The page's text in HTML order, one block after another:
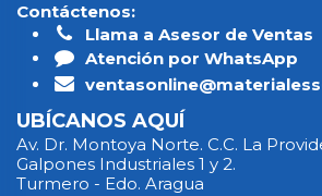
Contáctenos:
Llama a Asesor de Ventas
Atención por WhatsApp
UBÍCANOS AQUÍ
Av. Dr. Montoya Norte. C.C. La
Galpones Industriales 1 y 2.
Turmero - Edo. Aragua